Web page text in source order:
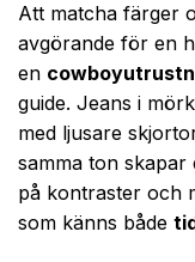
Att matcha färger
avgörande för en
en
guide. Jeans i
med ljusare
samma ton skapar
på kontraster och
som känns både